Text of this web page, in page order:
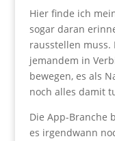
Hier finde ich
sogar daran
rausstellen
jemandem in
bewegen, es als
noch alles damit
Die App-Branche
es irgendwann